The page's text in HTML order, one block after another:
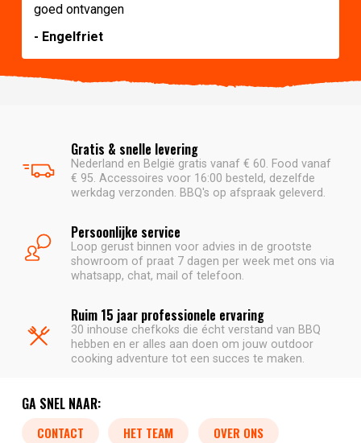
goed ontvangen
- Engelfriet
Gratis & snelle levering
Nederland en België gratis vanaf € 60. Food vanaf
€ 95. Accessoires voor 16:00 besteld, dezelfde
werkdag verzonden. BBQ's op afspraak geleverd.
Persoonlijke service
Loop gerust binnen voor advies in de grootste
showroom of praat 7 dagen per week met ons via
whatsapp, chat, mail of telefoon.
Ruim 15 jaar professionele ervaring
30 inhouse chefkoks die écht verstand van BBQ
hebben en er alles aan doen om jouw outdoor
cooking adventure tot een succes te maken.
GA SNEL NAAR:
CONTACT HET TEAM OVER ONS